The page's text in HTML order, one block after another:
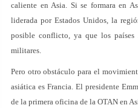
caliente en Asia. Si se formara en
liderada por Estados Unidos, la
posible conflicto, ya que los
militares.
Pero otro obstáculo para el
asiática es Francia. El presidente
de la primera oficina de la OTAN en